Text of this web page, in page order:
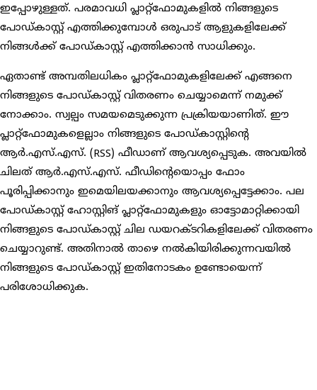
ഇപ്പോഴുള്ളത്. പരമാവധി പ്ലാറ്റ്‌ഫോമുകളിൽ നിങ്ങളുടെ
പോഡ്കാസ്റ്റ് എത്തിക്കുമ്പോൾ ഒരുപാട് ആളുകളിലേക്ക്
നിങ്ങൾക്ക് പോഡ്കാസ്റ്റ് എത്തിക്കാൻ സാധിക്കും.
ഏതാണ്ട് അമ്പതിലധികം പ്ലാറ്റ്‌ഫോമുകളിലേക്ക് എങ്ങനെ
നിങ്ങളുടെ പോഡ്കാസ്റ്റ് വിതരണം ചെയ്യാമെന്ന് നമുക്ക്
നോക്കാം. സ്വല്പം സമയമെടുക്കുന്ന പ്രക്രിയയാണിത്. ഈ
പ്ലാറ്റ്‌ഫോമുകളെല്ലാം നിങ്ങളുടെ പോഡ്കാസ്റ്റിന്റെ
ആർ.എസ്.എസ്. (RSS) ഫീഡാണ് ആവശ്യപ്പെടുക. അവയിൽ
ചിലത് ആർ.എസ്.എസ്. ഫീഡിന്റെയൊപ്പം ഫോം
പൂരിപ്പിക്കാനും ഇമെയിലയക്കാനും ആവശ്യപ്പെട്ടേക്കാം. പല
പോഡ്കാസ്റ്റ് ഹോസ്റ്റിങ് പ്ലാറ്റ്‌ഫോമുകളും ഓട്ടോമാറ്റിക്കായി
നിങ്ങളുടെ പോഡ്കാസ്റ്റ് ചില ഡയറക്ടറികളിലേക്ക് വിതരണം
ചെയ്യാറുണ്ട്. അതിനാൽ താഴെ നൽകിയിരിക്കുന്നവയിൽ
നിങ്ങളുടെ പോഡ്കാസ്റ്റ് ഇതിനോടകം ഉണ്ടോയെന്ന്
പരിശോധിക്കുക.